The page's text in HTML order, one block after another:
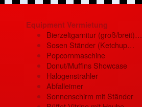
Equipment Vermietung
Bierzeltgarnitur (groß/breit)…
Sosen Ständer (Ketchup…
Popcornmaschine
Donut/Muffins Showcase
Halogenstrahler
Abfalleimer
Sonnenschirm mit Ständer